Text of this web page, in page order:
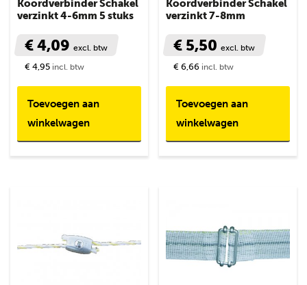
Koordverbinder Schakel
verzinkt 4-6mm 5 stuks
€ 4,09 excl. btw
€ 4,95 incl. btw
Toevoegen aan
winkelwagen
Koordverbinder Schakel
verzinkt 7-8mm
€ 5,50excl. btw
€ 6,66 incl. btw
Toevoegen aan
winkelwagen